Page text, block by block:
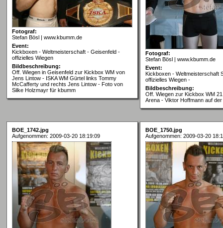
Fotograf:
Stefan Bösl | www.kbumm.de
Event:
Kickboxen - Weltmeisterschaft - Geisenfeld -
offizielles Wiegen
Bildbeschreibung:
Off. Wiegen in Geisenfeld zur Kickbox WM von
Jens Lintow - ISKA WM Gürtel links Tommy
McCafferty und rechts Jens Lintow - Foto von
Silke Holzmayr für kbumm
Fotograf:
Stefan Bösl | www.kbumm.de
Event:
Kickboxen - Weltmeisterschaft
offizielles Wiegen -
Bildbeschreibung:
Off. Wiegen zur Kickbox WM
Arena - Viktor Hoffmann auf der
BOE_1742.jpg
Aufgenommen: 2009-03-20 18:19:09
BOE_1750.jpg
Aufgenommen: 2009-03-20